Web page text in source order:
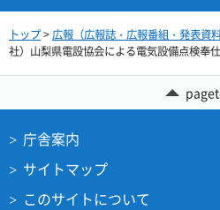
トップ>広報（広報誌・広報番組・発表資料
社）山梨県電設協会による電気設備点検奉
庁舎案内
サイトマップ
このサイトについて